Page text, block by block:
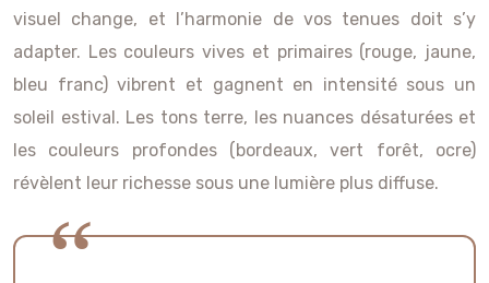
visuel change, et l’harmonie de vos tenues doit s’y
adapter. Les couleurs vives et primaires (rouge, jaune,
bleu franc) vibrent et gagnent en intensité sous un
soleil estival. Les tons terre, les nuances désaturées et
les couleurs profondes (bordeaux, vert forêt, ocre)
révèlent leur richesse sous une lumière plus diffuse.